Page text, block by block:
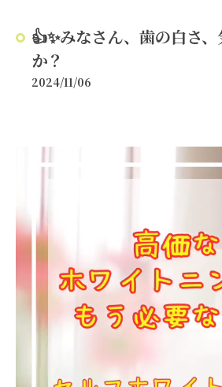
👍✨みなさん、歯の白さ
か？
2024/11/06